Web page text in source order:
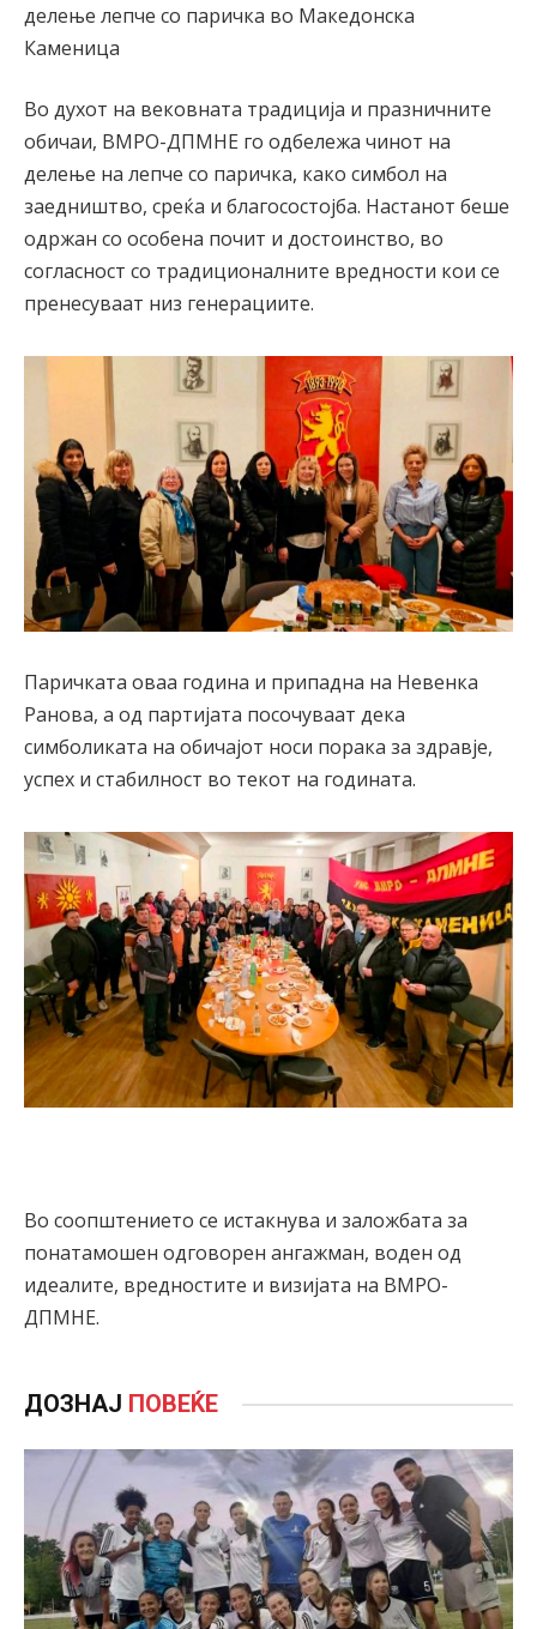
делење лепче со паричка во Македонска
Каменица
Во духот на вековната традиција и празничните
обичаи, ВМРО-ДПМНЕ го одбележа чинот на
делење на лепче со паричка, како симбол на
заедништво, среќа и благосостојба. Настанот беше
одржан со особена почит и достоинство, во
согласност со традиционалните вредности кои се
пренесуваат низ генерациите.
Паричката оваа година и припадна на Невенка
Ранова, а од партијата посочуваат дека
симболиката на обичајот носи порака за здравје,
успех и стабилност во текот на годината.
Во соопштението се истакнува и заложбата за
понатамошен одговорен ангажман, воден од
идеалите, вредностите и визијата на ВМРО-
ДПМНЕ.
ДОЗНАЈ ПОВЕЌЕ